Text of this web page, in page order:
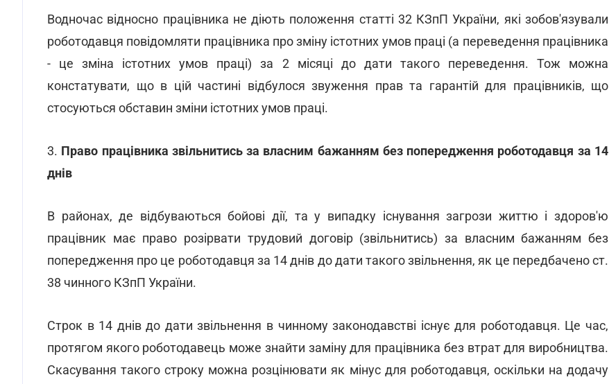
Водночас відносно працівника не діють положення статті 32 КЗпП України, які зобов'язували
роботодавця повідомляти працівника про зміну істотних умов праці (а переведення працівника
- це зміна істотних умов праці) за 2 місяці до дати такого переведення. Тож можна
констатувати, що в цій частині відбулося звуження прав та гарантій для працівників, що
стосуються обставин зміни істотних умов праці.
3. Право працівника звільнитись за власним бажанням без попередження роботодавця за 14
днів
В районах, де відбуваються бойові дії, та у випадку існування загрози життю і здоров'ю
працівник має право розірвати трудовий договір (звільнитись) за власним бажанням без
попередження про це роботодавця за 14 днів до дати такого звільнення, як це передбачено ст.
38 чинного КЗпП України.
Строк в 14 днів до дати звільнення в чинному законодавстві існує для роботодавця. Це час,
протягом якого роботодавець може знайти заміну для працівника без втрат для виробництва.
Скасування такого строку можна розцінювати як мінус для роботодавця, оскільки на додачу